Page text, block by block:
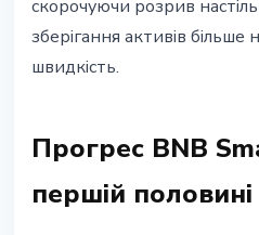
скорочуючи розрив
зберігання активів більше
швидкість.
Прогрес BNB
першій